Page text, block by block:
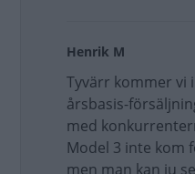
Henrik M
Tyvärr kommer vi
årsbasis-
med
Model 3 inte kom
men man kan ju